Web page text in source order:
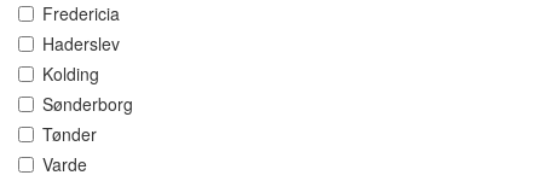
Fredericia
Haderslev
Kolding
Sønderborg
Tønder
Varde